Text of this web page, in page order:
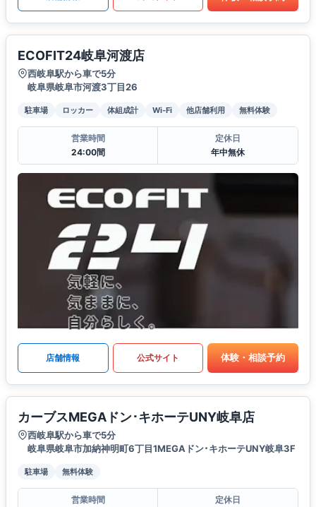
ECOFIT24岐阜河渡店
西岐阜駅から車で5分
岐阜県岐阜市河渡3丁目26
駐車場 ロッカー 体組成計 Wi-Fi 他店舗利用 無料体験
営業時間
24:00間
定休日
年中無休
店舗情報 公式サイト 体験・相談予約
カーブスMEGAドン･キホーテUNY岐阜店
西岐阜駅から車で5分
岐阜県岐阜市加納神明町6丁目1MEGAドン･キホーテUNY岐阜3F
駐車場 無料体験
営業時間
定休日